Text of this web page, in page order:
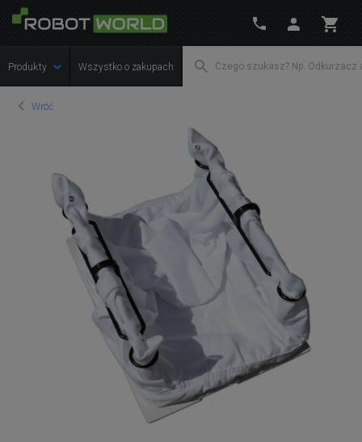
Produkty Wszystko o zakupach
Wróć